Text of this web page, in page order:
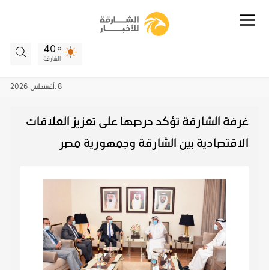
40
الشارقة
8 , أغسطس 2026
غرفة الشارقة تؤكد حرصها على تعزيز العلاقات
الاقتصادية بين الشارقة وجمهورية مصر